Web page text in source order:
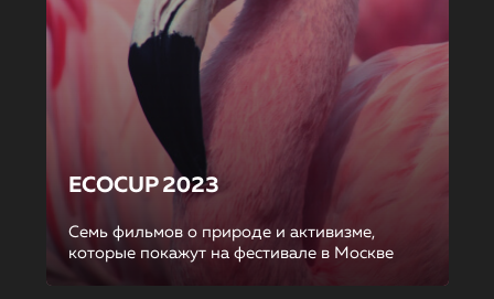
ECOCUP 2023
Семь фильмов о природе и активизме,
которые покажут на фестивале в Москве